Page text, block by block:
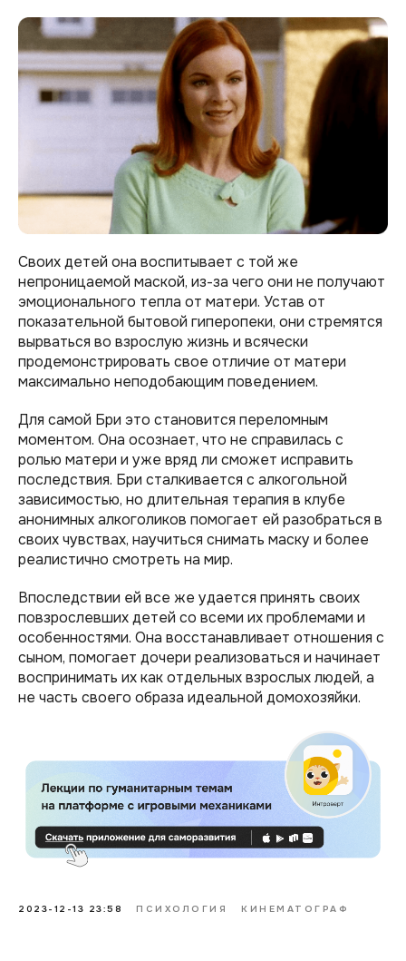
Своих детей она воспитывает с той же
непроницаемой маской, из-за чего они не получают
эмоционального тепла от матери. Устав от
показательной бытовой гиперопеки, они стремятся
вырваться во взрослую жизнь и всячески
продемонстрировать свое отличие от матери
максимально неподобающим поведением.
Для самой Бри это становится переломным
моментом. Она осознает, что не справилась с
ролью матери и уже вряд ли сможет исправить
последствия. Бри сталкивается с алкогольной
зависимостью, но длительная терапия в клубе
анонимных алкоголиков помогает ей разобраться в
своих чувствах, научиться снимать маску и более
реалистично смотреть на мир.
Впоследствии ей все же удается принять своих
повзрослевших детей со всеми их проблемами и
особенностями. Она восстанавливает отношения с
сыном, помогает дочери реализоваться и начинает
воспринимать их как отдельных взрослых людей, а
не часть своего образа идеальной домохозяйки.
2023-12-13 23:58 ПСИХОЛОГИЯ КИНЕМАТОГРАФ